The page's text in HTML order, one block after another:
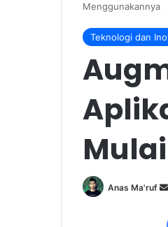
Menggunakannya
Teknologi dan
Anas Ma'ruf